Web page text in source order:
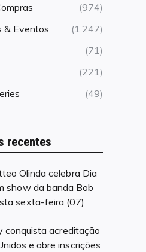
(974)
& Eventos
(1.247)
(71)
(221)
(49)
recentes
Olinda celebra Dia
show da banda Bob
sexta-feira (07)
conquista acreditação
e abre inscrições